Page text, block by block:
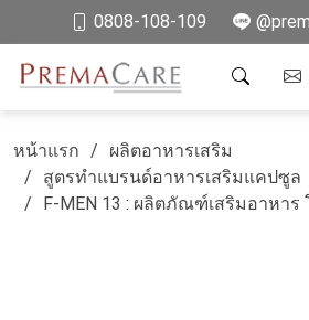
0808-108-109
หน้าแรก
ผลิตอาหารเสริม
สูตรทำแบรนด์อาหารเสริมแคปซูล
F-MEN 13 : ผลิตภัณฑ์เสริมอาหาร